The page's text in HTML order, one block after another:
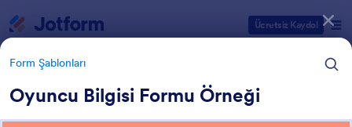
Ücretsiz Kaydol
Form Şablonları
Oyuncu Bilgisi Formu Örneği
Form Şablonu Kategorileri